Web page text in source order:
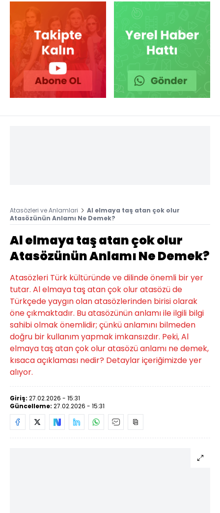
Atasözleri ve Anlamlari
Al elmaya taş atan çok olur
Atasözünün Anlamı Ne Demek?
Al elmaya taş atan çok olur
Atasözünün Anlamı Ne Demek?
Atasözleri Türk kültüründe ve dilinde önemli bir yer
tutar. Al elmaya taş atan çok olur atasözü de
Türkçede yaygın olan atasözlerinden birisi olarak
öne çıkmaktadır. Bu atasözünün anlamı ile ilgili bilgi
sahibi olmak önemlidir; çünkü anlamını bilmeden
doğru bir kullanım yapmak imkansızdır. Peki, Al
elmaya taş atan çok olur atasözü anlamı ne demek,
kısaca açıklaması nedir? Detaylar içeriğimizde yer
alıyor.
Giriş: 27.02.2026 - 15:31
Güncelleme: 27.02.2026 - 15:31